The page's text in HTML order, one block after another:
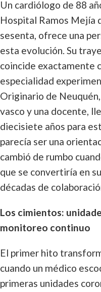
Un cardiólogo de 88
Hospital Ramos Mejía
sesenta, ofrece una
esta evolución. Su
coincide exactamente
especialidad
Originario de
vasco y una docente,
diecisiete años para
parecía ser una
cambió de rumbo
que se convertiría en
décadas de
Los cimientos:
monitoreo continuo
El primer hito
cuando un médico
primeras unidades